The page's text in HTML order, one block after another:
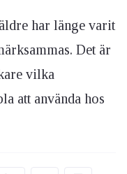
har länge varit
Det är
vilka
att använda hos